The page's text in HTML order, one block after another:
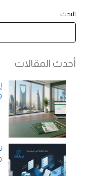
البحث
أحدث المقالات